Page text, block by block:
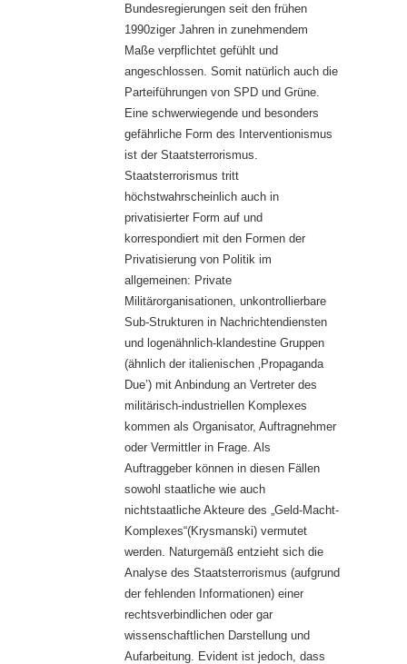
Bundesregierungen seit den frühen
1990ziger Jahren in zunehmendem
Maße verpflichtet gefühlt und
angeschlossen. Somit natürlich auch die
Parteiführungen von SPD und Grüne.
Eine schwerwiegende und besonders
gefährliche Form des Interventionismus
ist der Staatsterrorismus.
Staatsterrorismus tritt
höchstwahrscheinlich auch in
privatisierter Form auf und
korrespondiert mit den Formen der
Privatisierung von Politik im
allgemeinen: Private
Militärorganisationen, unkontrollierbare
Sub-Strukturen in Nachrichtendiensten
und logenähnlich-klandestine Gruppen
(ähnlich der italienischen ‚Propaganda
Due’) mit Anbindung an Vertreter des
militärisch-industriellen Komplexes
kommen als Organisator, Auftragnehmer
oder Vermittler in Frage. Als
Auftraggeber können in diesen Fällen
sowohl staatliche wie auch
nichtstaatliche Akteure des „Geld-Macht-
Komplexes“(Krysmanski) vermutet
werden. Naturgemäß entzieht sich die
Analyse des Staatsterrorismus (aufgrund
der fehlenden Informationen) einer
rechtsverbindlichen oder gar
wissenschaftlichen Darstellung und
Aufarbeitung. Evident ist jedoch, dass